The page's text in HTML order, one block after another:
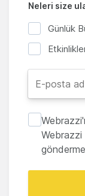
Neleri size
Günlük
Webrazzi